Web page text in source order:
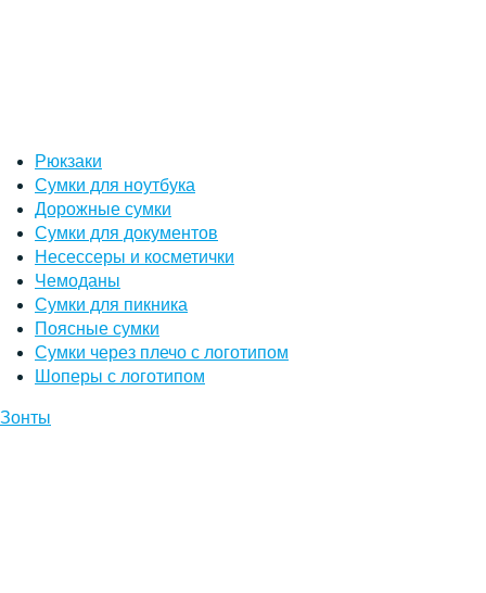
Рюкзаки
Сумки для ноутбука
Дорожные сумки
Сумки для документов
Несессеры и косметички
Чемоданы
Сумки для пикника
Поясные сумки
Сумки через плечо с логотипом
Шоперы с логотипом
Зонты